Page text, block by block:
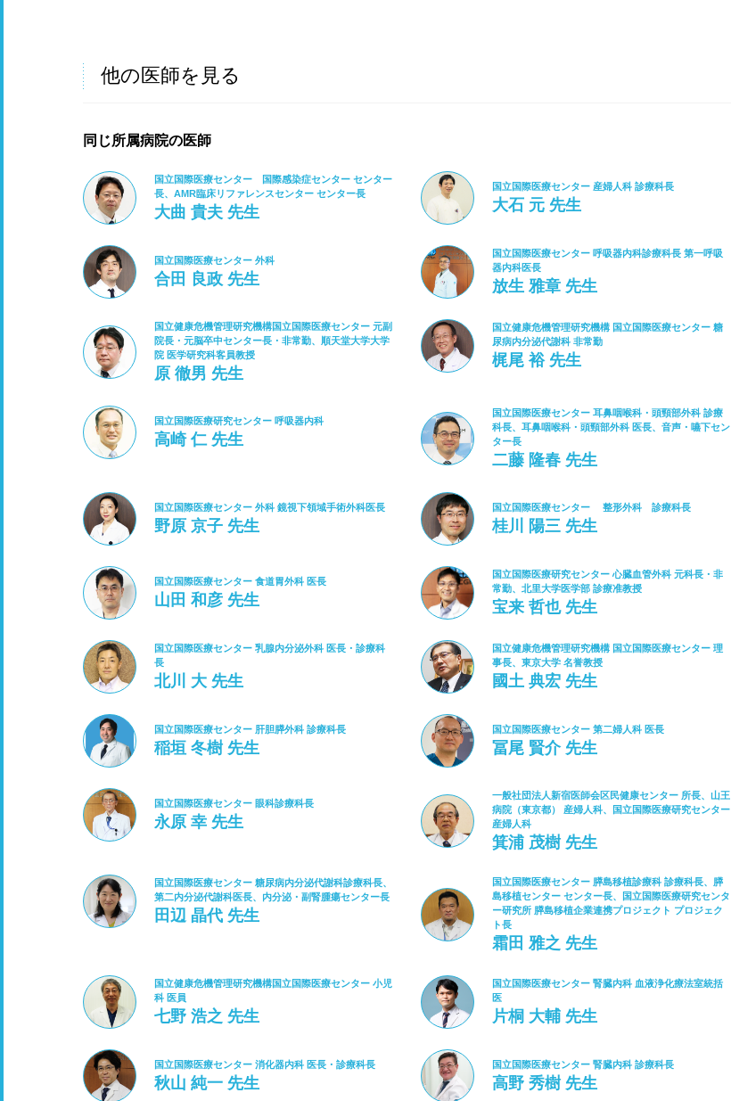
他の医師を見る
同じ所属病院の医師
国立国際医療センター 国際感染症センター センター
長、AMR臨床リファレンスセンター センター長
大曲 貴夫 先生
国立国際医療センター 産婦人科 診療科長
大石 元 先生
国立国際医療センター 外科
合田 良政 先生
国立国際医療センター 呼吸器内科診療科長 第一呼吸
器内科医長
放生 雅章 先生
国立健康危機管理研究機構国立国際医療センター 元副
院長・元脳卒中センター長・非常勤、順天堂大学大学
院 医学研究科客員教授
原 徹男 先生
国立健康危機管理研究機構 国立国際医療センター 糖
尿病内分泌代謝科 非常勤
梶尾 裕 先生
国立国際医療研究センター 呼吸器内科
高崎 仁 先生
国立国際医療センター 耳鼻咽喉科・頭頸部外科 診療
科長、耳鼻咽喉科・頭頸部外科 医長、音声・嚥下セン
ター長
二藤 隆春 先生
国立国際医療センター 外科 鏡視下領域手術外科医長
野原 京子 先生
国立国際医療センター 整形外科 診療科長
桂川 陽三 先生
国立国際医療センター 食道胃外科 医長
山田 和彦 先生
国立国際医療研究センター 心臓血管外科 元科長・非
常勤、北里大学医学部 診療准教授
宝来 哲也 先生
国立国際医療センター 乳腺内分泌外科 医長・診療科
長
北川 大 先生
国立健康危機管理研究機構 国立国際医療センター 理
事長、東京大学 名誉教授
國土 典宏 先生
国立国際医療センター 肝胆膵外科 診療科長
稲垣 冬樹 先生
国立国際医療センター 第二婦人科 医長
冨尾 賢介 先生
国立国際医療センター 眼科診療科長
永原 幸 先生
一般社団法人新宿医師会区民健康センター 所長、山王
病院（東京都） 産婦人科、国立国際医療研究センター
産婦人科
箕浦 茂樹 先生
国立国際医療センター 糖尿病内分泌代謝科診療科長、
第二内分泌代謝科医長、内分泌・副腎腫瘍センター長
田辺 晶代 先生
国立国際医療センター 膵島移植診療科 診療科長、膵
島移植センター センター長、国立国際医療研究センタ
ー研究所 膵島移植企業連携プロジェクト プロジェク
ト長
霜田 雅之 先生
国立健康危機管理研究機構国立国際医療センター 小児
科 医員
七野 浩之 先生
国立国際医療センター 腎臓内科 血液浄化療法室統括
医
片桐 大輔 先生
国立国際医療センター 消化器内科 医長・診療科長
秋山 純一 先生
国立国際医療センター 腎臓内科 診療科長
高野 秀樹 先生